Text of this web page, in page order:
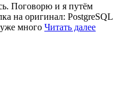
Поговорю и я путём
на оригинал: PostgreSQL
много Читать далее